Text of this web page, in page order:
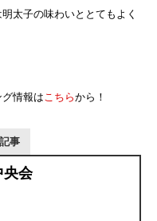
太子の味わいととてもよく
情報は こちらから！
事
央会